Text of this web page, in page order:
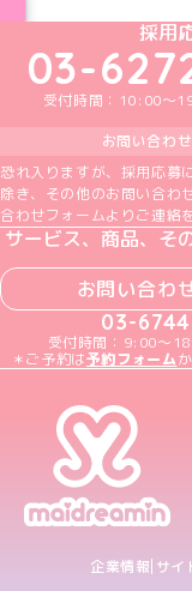
採用
03-
受付時間：10:00～
お問い合わ
恐れ入りますが、採用応募
除き、その他のお問い合わ
合わせフォームよりご連絡
サービス、商品、そ
お問い合わ
03-
受付時間：9:00～
＊ご予約は予約フォーム
企業情報 サイ